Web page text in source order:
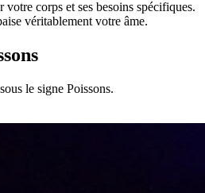
votre corps et ses besoins spécifiques.
véritablement votre âme.
le signe Poissons.